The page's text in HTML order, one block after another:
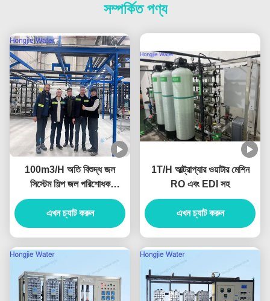
সম্পর্কিত পণ্য
100m3/H অতি বিশুদ্ধ জল
সিস্টেম শিল্প জল পরিশোধক
UF+RO+EDI ইউনিট সহ
এখন চ্যাট করুন
1T/H আল্ট্রাপ্যার ওয়াটার মেশিন
RO এবং EDI সহ
এখন চ্যাট করুন